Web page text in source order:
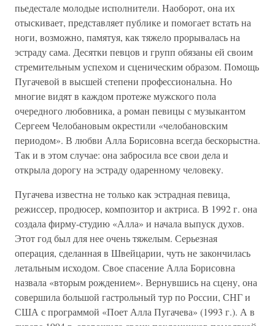
пьедестале молодые исполнители. Наоборот, она их
отыскивает, представляет публике и помогает встать на
ноги, возможно, памятуя, как тяжело прорывалась на
эстраду сама. Десятки певцов и групп обязаны ей своим
стремительным успехом и сценическим образом. Помощь
Пугачевой в высшей степени профессиональна. Но
многие видят в каждом протеже мужского пола
очередного любовника, а роман певицы с музыкантом
Сергеем Челобановым окрестили «челобановским
периодом». В любви Алла Борисовна всегда бескорыстна.
Так и в этом случае: она забросила все свои дела и
открыла дорогу на эстраду одаренному человеку.
Пугачева известна не только как эстрадная певица,
режиссер, продюсер, композитор и актриса. В 1992 г. она
создала фирму-студию «Алла» и начала выпуск духов.
Этот год был для нее очень тяжелым. Серьезная
операция, сделанная в Швейцарии, чуть не закончилась
летальным исходом. Свое спасение Алла Борисовна
назвала «вторым рождением». Вернувшись на сцену, она
совершила большой гастрольный тур по России, СНГ и
США с программой «Поет Алла Пугачева» (1993 г.). А в